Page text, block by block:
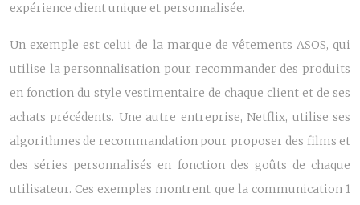
expérience client unique et personnalisée.
Un exemple est celui de la marque de vêtements ASOS, qui
utilise la personnalisation pour recommander des produits
en fonction du style vestimentaire de chaque client et de ses
achats précédents. Une autre entreprise, Netflix, utilise ses
algorithmes de recommandation pour proposer des films et
des séries personnalisés en fonction des goûts de chaque
utilisateur. Ces exemples montrent que la communication 1